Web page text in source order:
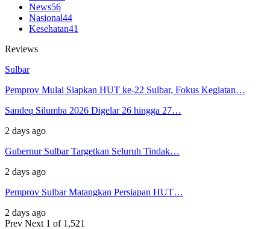
News56
Nasional44
Kesehatan41
Reviews
Sulbar
Pemprov Mulai Siapkan HUT ke-22 Sulbar, Fokus Kegiatan…
Sandeq Silumba 2026 Digelar 26 hingga 27…
2 days ago
Gubernur Sulbar Targetkan Seluruh Tindak…
2 days ago
Pemprov Sulbar Matangkan Persiapan HUT…
2 days ago
Prev Next 1 of 1,521